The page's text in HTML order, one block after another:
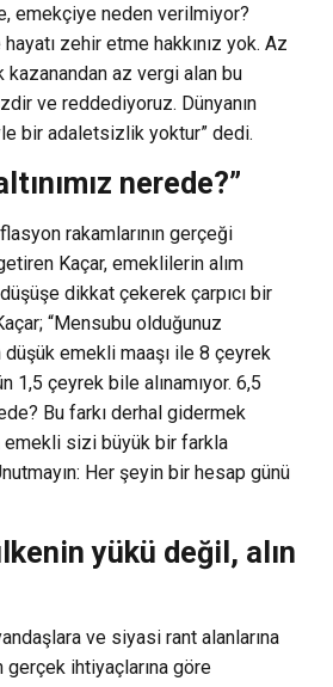
emekçiye neden verilmiyor?
zehir etme hakkınız yok. Az
kazanandan az vergi alan bu
ve reddediyoruz. Dünyanın
bir adaletsizlik yoktur” dedi.
nerede?”
rakamlarının gerçeği
Kaçar, emeklilerin alım
dikkat çekerek çarpıcı bir
“Mensubu olduğunuz
emekli maaşı ile 8 çeyrek
1,5 çeyrek bile alınamıyor. 6,5
Bu farkı derhal gidermek
emekli sizi büyük bir farkla
Her şeyin bir hesap günü
yükü değil, alın
ve siyasi rant alanlarına
ihtiyaçlarına göre